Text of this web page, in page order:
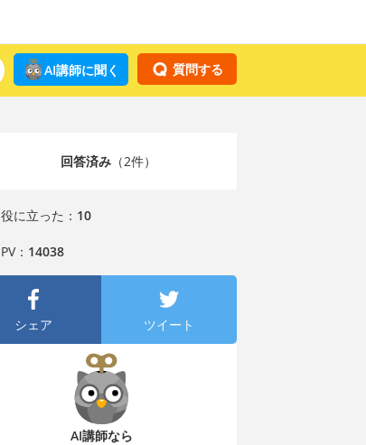
質問する
AI講師に聞く
回答済み（2件）
役に立った： 10
PV： 14038
シェア ツイート
AI講師なら